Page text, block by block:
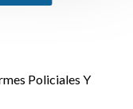
Policiales Y